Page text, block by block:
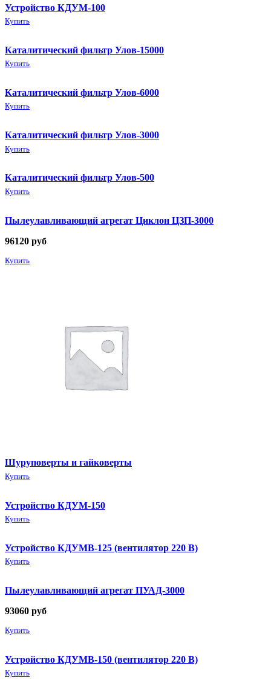
Устройство КДУМ-100
Купить
Каталитический фильтр Улов-15000
Купить
Каталитический фильтр Улов-6000
Купить
Каталитический фильтр Улов-3000
Купить
Каталитический фильтр Улов-500
Купить
Пылеулавливающий агрегат Циклон ЦЗП-3000
96120 руб
Купить
Шуруповерты и гайковерты
Купить
Устройство КДУМ-150
Купить
Устройство КДУМВ-125 (вентилятор 220 В)
Купить
Пылеулавливающий агрегат ПУАД-3000
93060 руб
Купить
Устройство КДУМВ-150 (вентилятор 220 В)
Купить